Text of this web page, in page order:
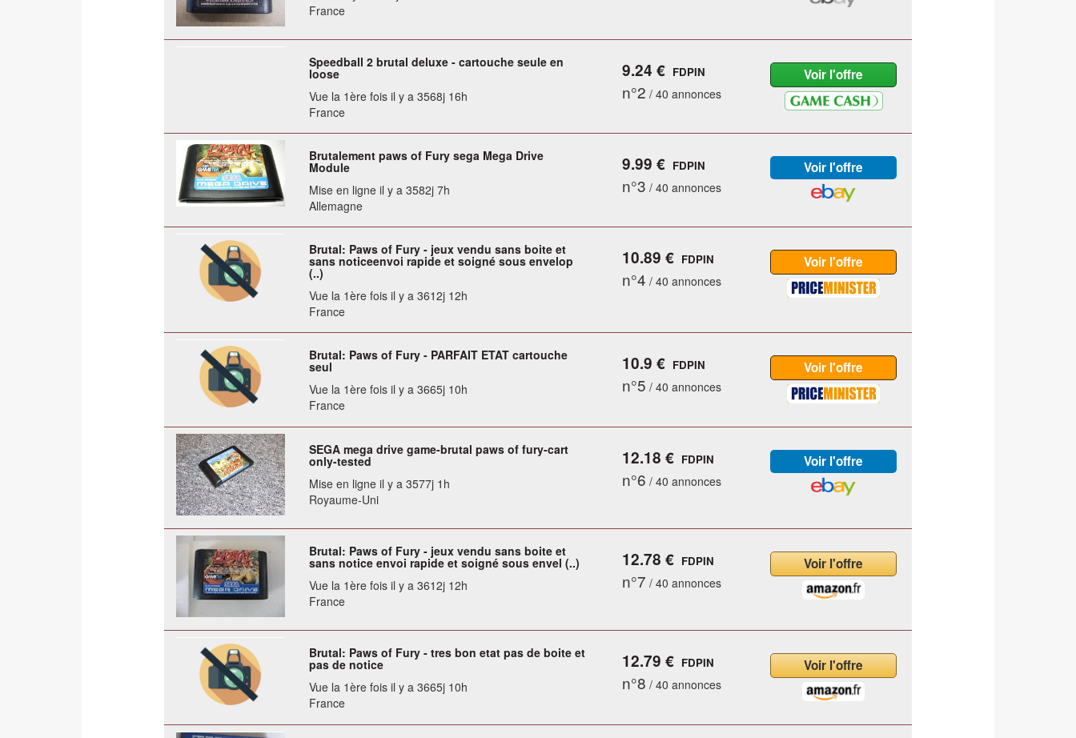
France
Speedball 2 brutal deluxe - cartouche seule en
loose
Vue la 1ère fois il y a 3568j 16h
France
9.24 € FDPIN
n°2 / 40 annonces
Brutalement paws of Fury sega Mega Drive
Module
Mise en ligne il y a 3582j 7h
Allemagne
9.99 € FDPIN
n°3 / 40 annonces
Brutal: Paws of Fury - jeux vendu sans boite et
sans noticeenvoi rapide et soigné sous envelop
(..)
Vue la 1ère fois il y a 3612j 12h
France
10.89 € FDPIN
n°4 / 40 annonces
Brutal: Paws of Fury - PARFAIT ETAT cartouche
seul
Vue la 1ère fois il y a 3665j 10h
France
10.9 € FDPIN
n°5 / 40 annonces
SEGA mega drive game-brutal paws of fury-cart
only-tested
Mise en ligne il y a 3577j 1h
Royaume-Uni
12.18 € FDPIN
n°6 / 40 annonces
Brutal: Paws of Fury - jeux vendu sans boite et
sans notice envoi rapide et soigné sous envel (..)
Vue la 1ère fois il y a 3612j 12h
France
12.78 € FDPIN
n°7 / 40 annonces
Brutal: Paws of Fury - tres bon etat pas de boite et
pas de notice
Vue la 1ère fois il y a 3665j 10h
France
12.79 € FDPIN
n°8 / 40 annonces